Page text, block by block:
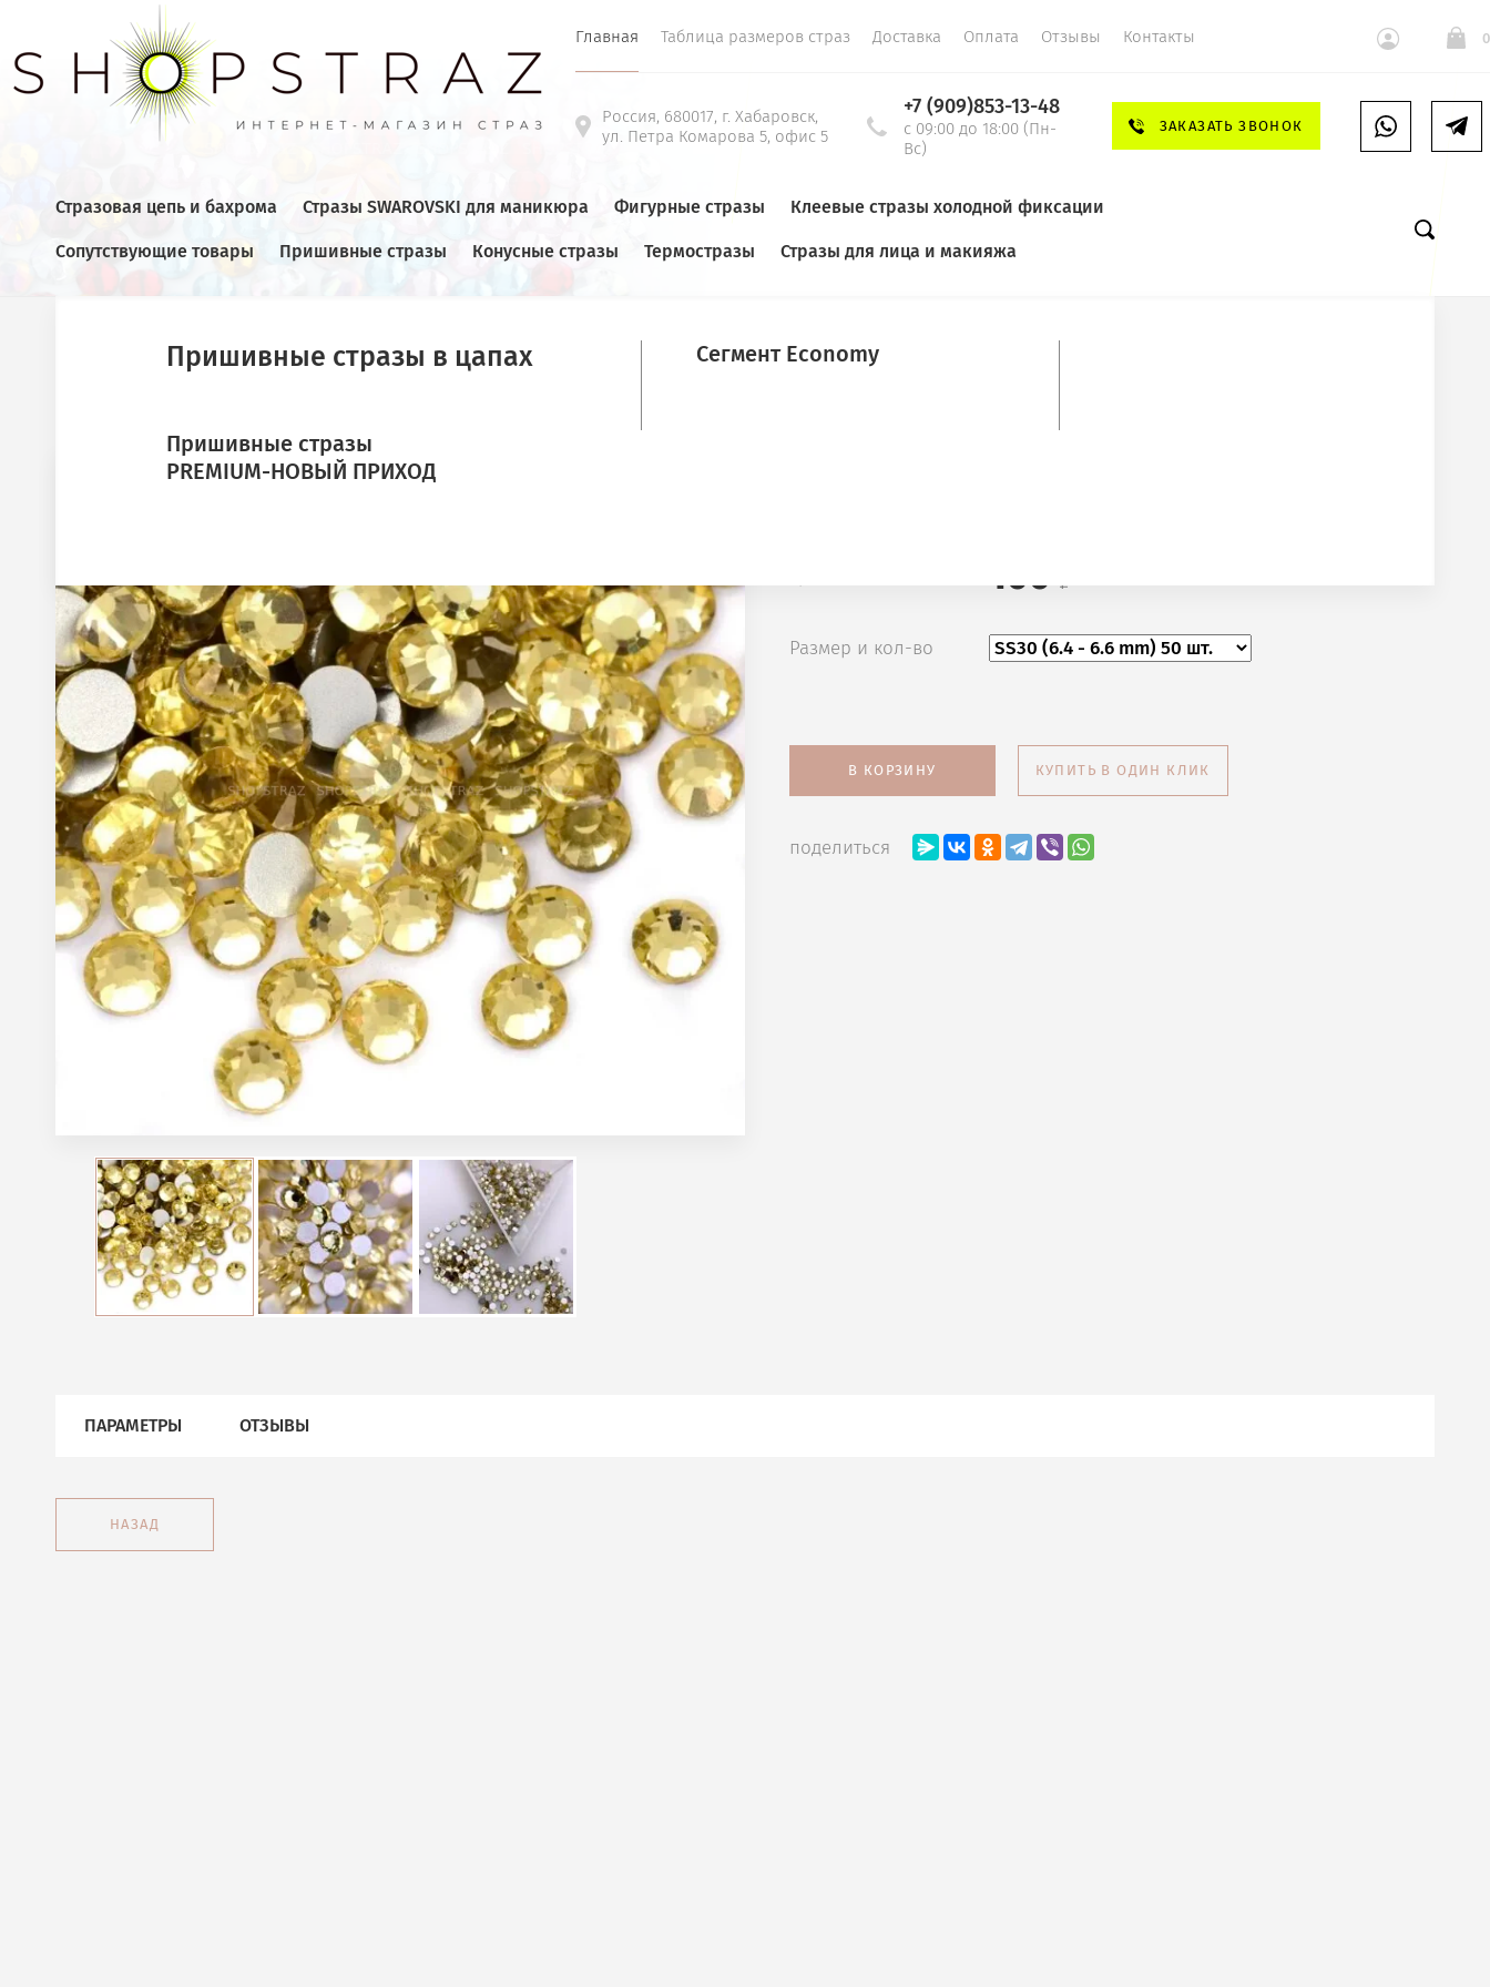
Главная Таблица размеров страз Доставка Оплата Отзывы Контакты 0
Россия, 680017, г. Хабаровск,
ул. Петра Комарова 5, офис 5
+7 (909)853-13-48
с 09:00 до 18:00 (Пн-
Вс)
ЗАКАЗАТЬ ЗВОНОК
Стразовая цепь и бахрома Стразы SWAROVSKI для маникюра Фигурные стразы Клеевые стразы холодной фиксации
Сопутствующие товары Пришивные стразы
Пришивные стразы в цапах Сегмент Economy
Пришивные стразы
PREMIUM-НОВЫЙ ПРИХОД
Конусные стразы Термостразы Стразы для лица и макияжа
100
Размер и кол-во
В КОРЗИНУ КУПИТЬ В ОДИН КЛИК
поделиться
ПАРАМЕТРЫ ОТЗЫВЫ
НАЗАД